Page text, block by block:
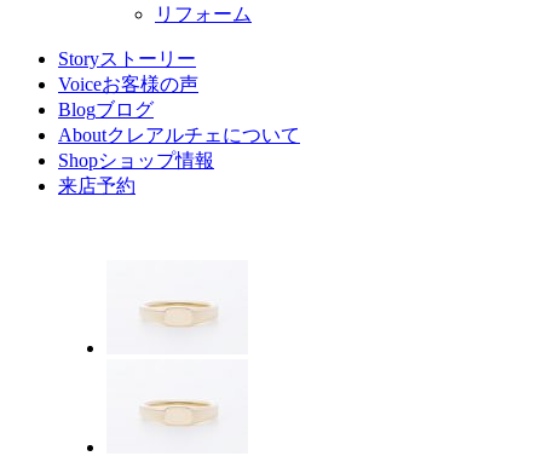
リフォーム
Storyストーリー
Voiceお客様の声
Blogブログ
Aboutクレアルチェについて
Shopショップ情報
来店予約